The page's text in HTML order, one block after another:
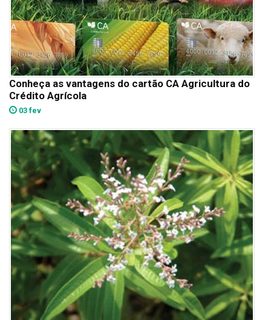
Conheça as vantagens do cartão CA Agricultura do
Crédito Agrícola
03 fev